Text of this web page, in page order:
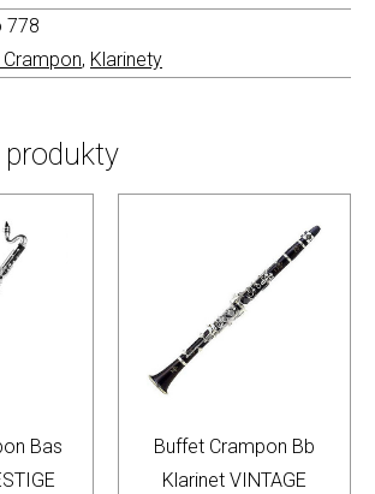
778
, Klarinety
Bas
Buffet Crampon Bb
Klarinet VINTAGE